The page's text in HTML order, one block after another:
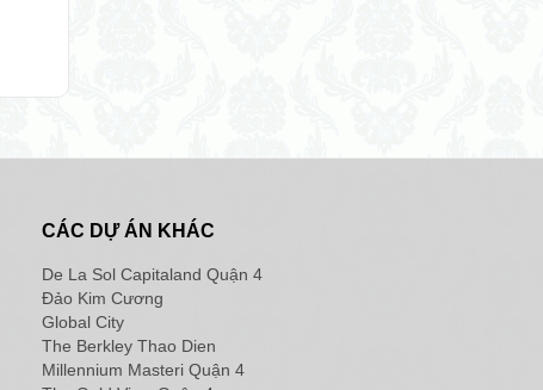
CÁC DỰ ÁN KHÁC
De La Sol Capitaland Quận 4
Đảo Kim Cương
Global City
The Berkley Thao Dien
Millennium Masteri Quận 4